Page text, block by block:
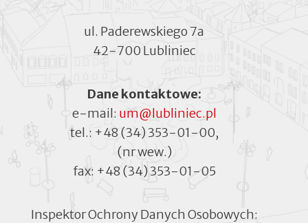
ul. Paderewskiego 7a
42-700 Lubliniec
Dane kontaktowe:
e-mail: um@lubliniec.pl
tel.: +48 (34) 353-01-00,
(nr wew.)
fax: +48 (34) 353-01-05
Inspektor Ochrony Danych Osobowych: